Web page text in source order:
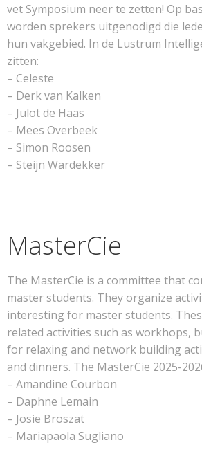
vet Symposium neer te zetten! Op
worden sprekers uitgenodigd die
hun vakgebied. In de Lustrum
zitten:
– Celeste
– Derk van Kalken
– Julot de Haas
– Mees Overbeek
– Simon Roosen
– Steijn Wardekker
MasterCie
The MasterCie is a committee that
master students. They organize
interesting for master students.
related activities such as workhops,
for relaxing and network building
and dinners. The MasterCie 2025-
– Amandine Courbon
– Daphne Lemain
– Josie Broszat
– Mariapaola Sugliano